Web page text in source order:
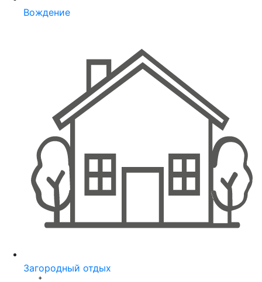
Вождение
Загородный отдых